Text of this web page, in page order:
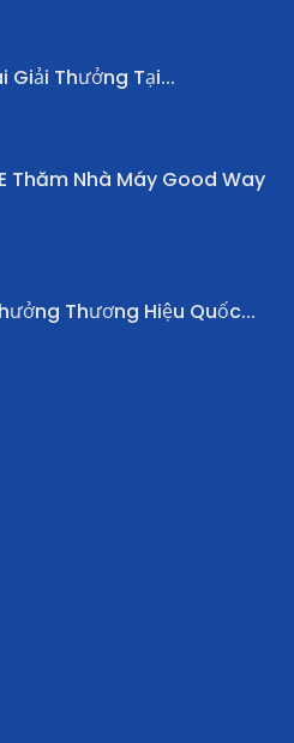
Thưởng Tại...
Thăm Nhà Máy Good Way
Thương Hiệu Quốc...